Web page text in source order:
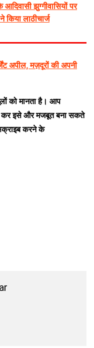
आदिवासी झुग्गीवासियों पर
लाठीचार्ज
अपील, मज़दूरों की अपनी
को मानता है। आप
कर इसे और मजबूत बना सकते
करने के